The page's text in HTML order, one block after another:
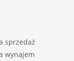
sprzedaż
wynajem